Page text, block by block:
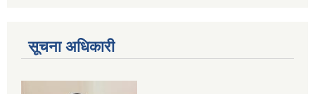
सूचना अधिकारी